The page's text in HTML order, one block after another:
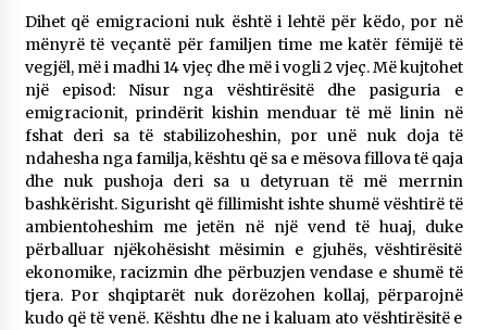
Dihet që emigracioni nuk është i lehtë për këdo, por në
mënyrë të veçantë për familjen time me katër fëmijë të
vegjël, më i madhi 14 vjeç dhe më i vogli 2 vjeç. Më kujtohet
një episod: Nisur nga vështirësitë dhe pasiguria e
emigracionit, prindërit kishin menduar të më linin në
fshat deri sa të stabilizoheshin, por unë nuk doja të
ndahesha nga familja, kështu që sa e mësova fillova të qaja
dhe nuk pushoja deri sa u detyruan të më merrnin
bashkërisht. Sigurisht që fillimisht ishte shumë vështirë të
ambientoheshim me jetën në një vend të huaj, duke
përballuar njëkohësisht mësimin e gjuhës, vështirësitë
ekonomike, racizmin dhe përbuzjen vendase e shumë të
tjera. Por shqiptarët nuk dorëzohen kollaj, përparojnë
kudo që të venë. Kështu dhe ne i kaluam ato vështirësitë e